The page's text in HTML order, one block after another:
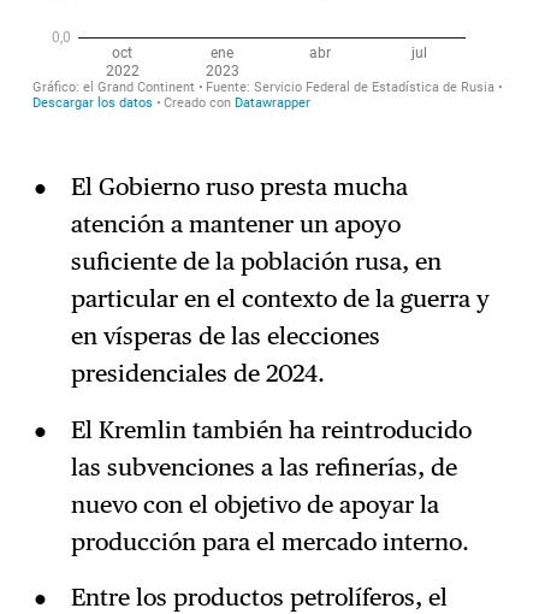
El Gobierno ruso presta mucha
atención a mantener un apoyo
suficiente de la población rusa, en
particular en el contexto de la guerra y
en vísperas de las elecciones
presidenciales de 2024.
El Kremlin también ha reintroducido
las subvenciones a las refinerías, de
nuevo con el objetivo de apoyar la
producción para el mercado interno.
Entre los productos petrolíferos, el